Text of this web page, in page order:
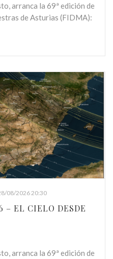
arranca la 69ª edición de
de Asturias (FIDMA):
08/2026 20:30
– EL CIELO DESDE
arranca la 69ª edición de